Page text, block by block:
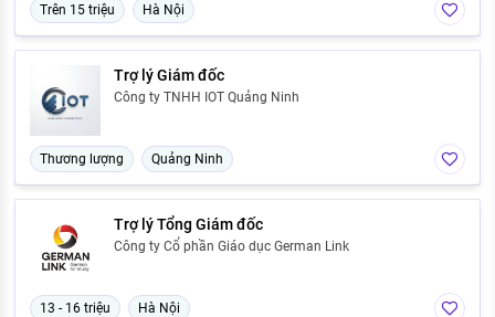
Trên 15 triệu Hà Nội
Trợ lý Giám đốc
Công ty TNHH IOT Quảng Ninh
Thương lượng Quảng Ninh
Trợ lý Tổng Giám đốc
Công ty Cổ phần Giáo dục German Link
13 - 16 triệu Hà Nội